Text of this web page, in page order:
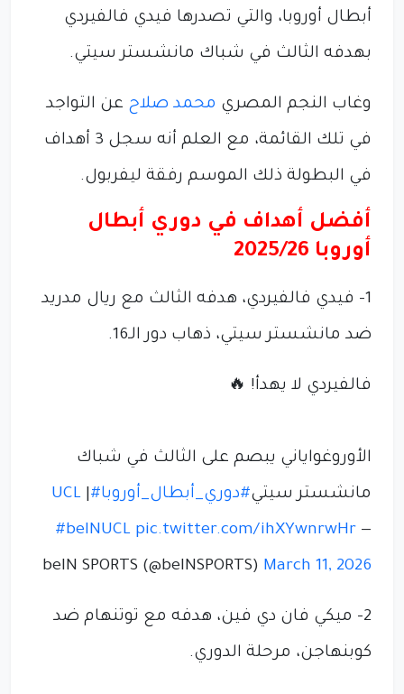
أبطال أوروبا، والتي تصدرها فيدي فالفيردي
بهدفه الثالث في شباك مانشستر سيتي.
وغاب النجم المصري محمد صلاح عن التواجد
في تلك القائمة، مع العلم أنه سجل 3 أهداف
في البطولة ذلك الموسم رفقة ليفربول.
أفضل أهداف في دوري أبطال
أوروبا 2025/26
1- فيدي فالفيردي، هدفه الثالث مع ريال مدريد
ضد مانشستر سيتي، ذهاب دور الـ16.
فالفيردي لا يهدأ! 🔥
الأوروغواياني يبصم على الثالث في شباك
مانشستر سيتي#دوري_أبطال_أوروبا#UCL
#beINUCL pic.twitter.com/ihXYwnrwHr —
beIN SPORTS (@beINSPORTS) March 11, 2026
2- ميكي فان دي فين، هدفه مع توتنهام ضد
كوبنهاجن، مرحلة الدوري.